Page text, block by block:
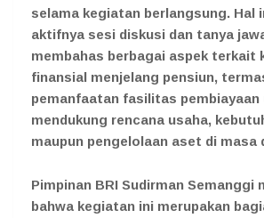
selama kegiatan berlangsung. Hal
aktifnya sesi diskusi dan tanya
membahas berbagai aspek terkait
finansial menjelang pensiun,
pemanfaatan fasilitas pembiayaan
mendukung rencana usaha,
maupun pengelolaan aset di masa
Pimpinan BRI Sudirman Semanggi
bahwa kegiatan ini merupakan